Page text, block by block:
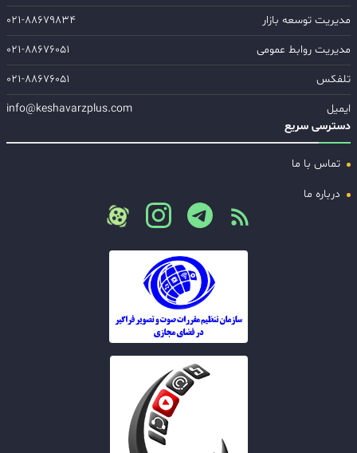
مدیریت توسعه بازار
۰۲۱-۸۸۶۷۹۸۳۴
مدیریت روابط عمومی
۰۲۱-۸۸۶۷۶۰۵۱
تلفکس
۰۲۱-۸۸۶۷۶۰۵۱
ایمیل
info@keshavarzplus.com
دسترسی سریع
تماس با ما
درباره ما